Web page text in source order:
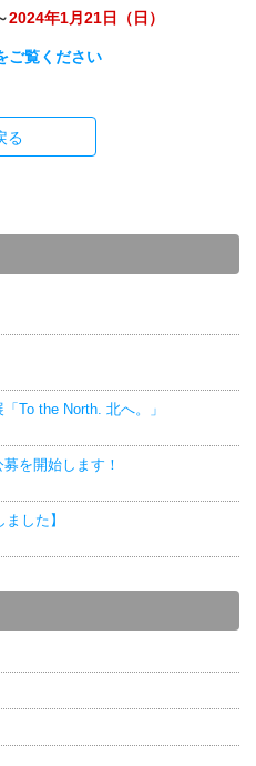
2024年1月21日（日）
ご覧ください
る
To the North. 北へ。」
を開始します！
した】